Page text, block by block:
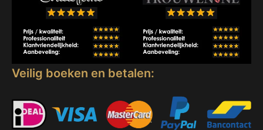
Veilig boeken en betalen: